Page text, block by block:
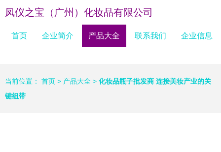
凤仪之宝（广州）化妆品有限公司
首页 企业简介 产品大全 联系我们 企业信息
当前位置： 首页 > 产品大全 > 化妆品瓶子批发商 连接美妆产业的关
键纽带